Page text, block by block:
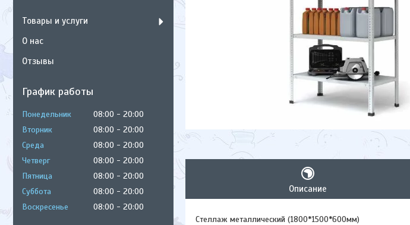
Описание
Стеллаж металлический (1800*1500*600мм)
Товары и услуги
О нас
Отзывы
График работы
Понедельник 08:00
20:00
Вторник
08:00
20:00
Среда
08:00
20:00
Четверг
08:00
20:00
Пятница
08:00
20:00
Суббота
08:00
20:00
Воскресенье
08:00 20:00